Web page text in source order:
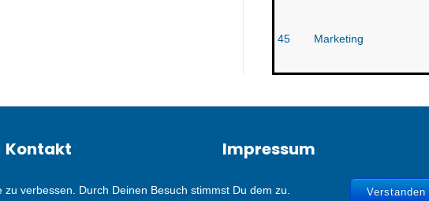
verbessen. Durch Deinen Besuch stimmst Du dem zu. Verstanden
45 Marketing
Kontakt Impressum